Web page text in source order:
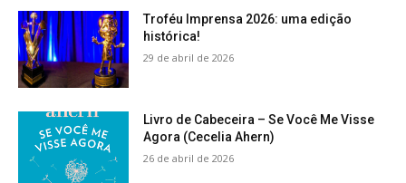
Troféu Imprensa 2026: uma edição
histórica!
29 de abril de 2026
Livro de Cabeceira – Se Você Me Visse
Agora (Cecelia Ahern)
26 de abril de 2026